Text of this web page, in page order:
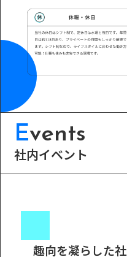
Events
社内イベント
趣向を凝らした社